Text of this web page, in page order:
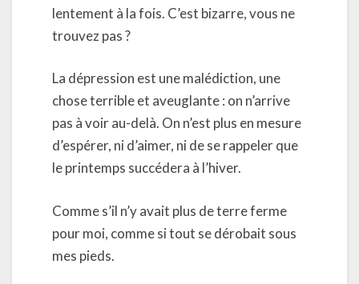
lentement à la fois. C’est bizarre, vous ne
trouvez pas ?
La dépression est une malédiction, une
chose terrible et aveuglante : on n’arrive
pas à voir au-delà. On n’est plus en mesure
d’espérer, ni d’aimer, ni de se rappeler que
le printemps succédera à l’hiver.
Comme s’il n’y avait plus de terre ferme
pour moi, comme si tout se dérobait sous
mes pieds.